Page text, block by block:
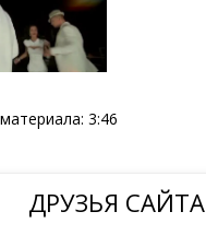
: 3:46
ДРУЗЬЯ САЙТА